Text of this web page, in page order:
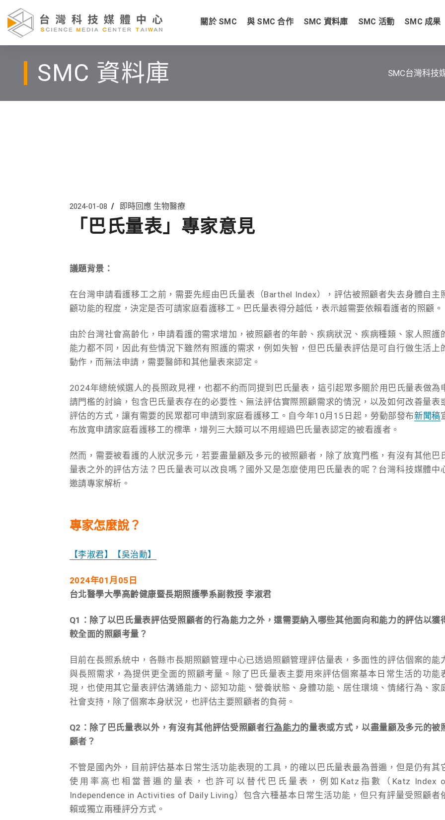
關於 SMC 與 SMC 合作 SMC 資料庫 SMC 活動 SMC 成果
SMC 資料庫 SMC台灣科技
2024-01-08 即時回應 生物醫療
「巴氏量表」專家意見
議題背景：
在台灣申請看護移工之前，需要先經由巴氏量表（Barthel Index），評估被照顧者失去身體自主
顧功能的程度，決定是否可請家庭看護移工。巴氏量表得分越低，表示越需要依賴看護者的照顧。
由於台灣社會高齡化，申請看護的需求增加，被照顧者的年齡、疾病狀況、疾病種類、家人照護
能力都不同，因此有些情況下雖然有照護的需求，例如失智，但巴氏量表評估是可自行做生活上
動作，而無法申請，需要醫師和其他量表來認定。
2024年總統候選人的長照政見裡，也都不約而同提到巴氏量表，這引起眾多關於用巴氏量表做為
請門檻的討論，包含巴氏量表存在的必要性、無法評估實際照顧需求的情況，以及如何改善量表
評估的方式，讓有需要的民眾都可申請到家庭看護移工。自今年10月15日起，勞動部發布新聞稿
布放寬申請家庭看護移工的標準，增列三大類可以不用經過巴氏量表認定的被看護者。
然而，需要被看護的人狀況多元，若要盡量顧及多元的被照顧者，除了放寬門檻，有沒有其他巴
量表之外的評估方法？巴氏量表可以改良嗎？國外又是怎麼使用巴氏量表的呢？台灣科技媒體中
邀請專家解析。
專家怎麼說？
【李淑君】 【吳治勳】
2024年01月05日
台北醫學大學高齡健康暨長期照護學系副教授 李淑君
Q1：除了以巴氏量表評估受照顧者的行為能力之外，還需要納入哪些其他面向和能力的評估以獲
較全面的照顧考量？
目前在長照系統中，各縣市長期照顧管理中心已透過照顧管理評估量表，多面性的評估個案的能
與長照需求，為提供更全面的照顧考量。除了巴氏量表主要用來評估個案基本日常生活的功能
現，也使用其它量表評估溝通能力、認知功能、營養狀態、身體功能、居住環境、情緒行為、家
社會支持，除了個案本身狀況，也評估主要照顧者的負荷。
Q2：除了巴氏量表以外，有沒有其他評估受照顧者行為能力的量表或方式，以盡量顧及多元的被
顧者？
不管是國內外，目前評估基本日常生活功能表現的工具，的確以巴氏量表最為普遍，但是仍有其
使用率高也相當普遍的量表，也許可以替代巴氏量表，例如Katz指數（Katz Index
Independence in Activities of Daily Living）包含六種基本日常生活功能，但只有評量受照顧者
賴或獨立兩種評分方式。